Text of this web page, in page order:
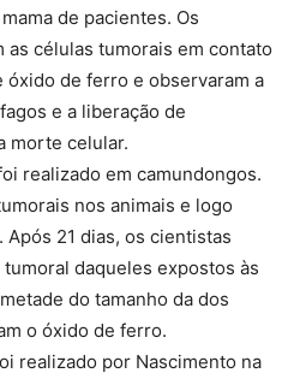
de pacientes. Os
as células tumorais em contato
óxido de ferro e observaram a
e a liberação de
morte celular.
realizado em camundongos.
nos animais e logo
21 dias, os cientistas
daqueles expostos às
do tamanho da dos
o óxido de ferro.
realizado por Nascimento na